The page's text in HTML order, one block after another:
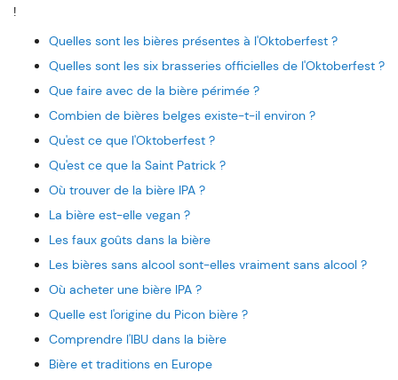
!
Quelles sont les bières présentes à l'Oktoberfest ?
Quelles sont les six brasseries officielles de l'Oktoberfest ?
Que faire avec de la bière périmée ?
Combien de bières belges existe-t-il environ ?
Qu'est ce que l'Oktoberfest ?
Qu'est ce que la Saint Patrick ?
Où trouver de la bière IPA ?
La bière est-elle vegan ?
Les faux goûts dans la bière
Les bières sans alcool sont-elles vraiment sans alcool ?
Où acheter une bière IPA ?
Quelle est l'origine du Picon bière ?
Comprendre l'IBU dans la bière
Bière et traditions en Europe